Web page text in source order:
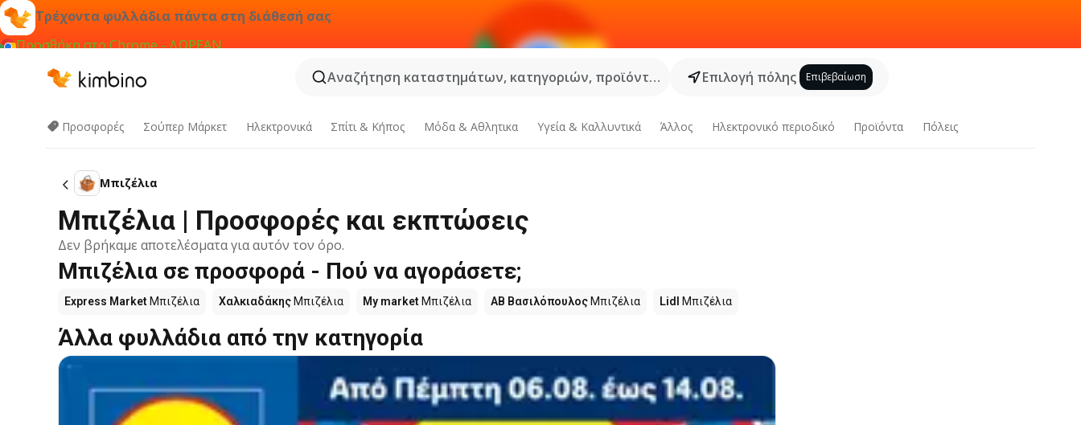
Τρέχοντα φυλλάδια πάντα στη διάθεσή σας
Προσθήκη στο Chrome - ΔΩΡΕΑΝ
Αναζήτηση καταστημάτων, κατηγοριών, προϊόντων...
Επιλογή πόλης Επιβεβαίωση
Προσφορές Σούπερ Μάρκετ Hλεκτρονικά Σπίτι & Κήπος Μόδα & Aθλητικα Υγεία & Καλλυντικά Άλλος Ηλεκτρονικό περιοδικό Προϊόντα Πόλεις
Μπιζέλια
Μπιζέλια | Προσφορές και εκπτώσεις
Δεν βρήκαμε αποτελέσματα για αυτόν τον όρο.
Μπιζέλια σε προσφορά - Πού να αγοράσετε;
Express Market Μπιζέλια Χαλκιαδάκης Μπιζέλια My market Μπιζέλια ΑΒ Βασιλόπουλος Μπιζέλια Lidl Μπιζέλια
Άλλα φυλλάδια από την κατηγορία